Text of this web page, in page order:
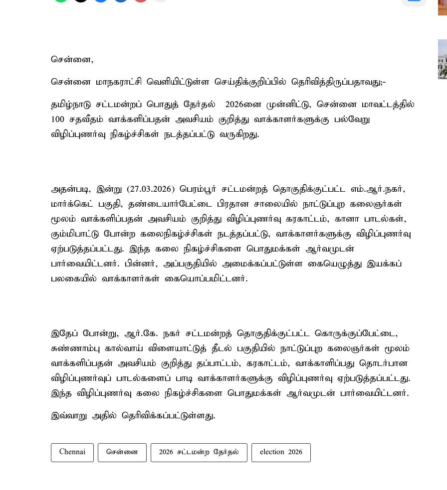
சென்னை,
சென்னை மாநகராட்சி வெளியிட்டுள்ள செய்திக்குறிப்பில் தெரிவித்திருப்பதாவது;-
தமிழ்நாடு சட்டமன்றப் பொதுத் தேர்தல் – 2026னை முன்னிட்டு, சென்னை மாவட்டத்தில்
100 சதவீதம் வாக்களிப்பதன் அவசியம் குறித்து வாக்காளர்களுக்கு பல்வேறு
விழிப்புணர்வு நிகழ்ச்சிகள் நடத்தப்பட்டு வருகிறது.
அதன்படி, இன்று (27.03.2026) பெரம்பூர் சட்டமன்றத் தொகுதிக்குட்பட்ட எம்.ஆர்.நகர்,
மார்க்கெட் பகுதி, தண்டையார்பேட்டை பிரதான சாலையில் நாட்டுப்புற கலைஞர்கள்
மூலம் வாக்களிப்பதன் அவசியம் குறித்து விழிப்புணர்வு கரகாட்டம், கானா பாடல்கள்,
கும்மிபாட்டு போன்ற கலைநிகழ்ச்சிகள் நடத்தப்பட்டு, வாக்காளர்களுக்கு விழிப்புணர்வு
ஏற்படுத்தப்பட்டது. இந்த கலை நிகழ்ச்சிகளை பொதுமக்கள் ஆர்வமுடன்
பார்வையிட்டனர். பின்னர், அப்பகுதியில் அமைக்கப்பட்டுள்ள கையெழுத்து இயக்கப்
பலகையில் வாக்காளர்கள் கையொப்பமிட்டனர்.
இதேப் போன்று, ஆர்.கே. நகர் சட்டமன்றத் தொகுதிக்குட்பட்ட கொருக்குப்பேட்டை,
சுண்ணாம்பு கால்வாய் விளையாட்டுத் தீடல் பகுதியில் நாட்டுப்புற கலைஞர்கள் மூலம்
வாக்களிப்பதன் அவசியம் குறித்து தப்பாட்டம், கரகாட்டம், வாக்காளிப்பது தொடர்பான
விழிப்புணர்வுப் பாடல்களைப் பாடி வாக்காளர்களுக்கு விழிப்புணர்வு ஏற்படுத்தப்பட்டது.
இந்த விழிப்புணர்வு கலை நிகழ்ச்சிகளை பொதுமக்கள் ஆர்வமுடன் பார்வையிட்டனர்.
இவ்வாறு அதில் தெரிவிக்கப்பட்டுள்ளது.
Chennai சென்னை 2026 சட்டமன்ற தேர்தல் election 2026